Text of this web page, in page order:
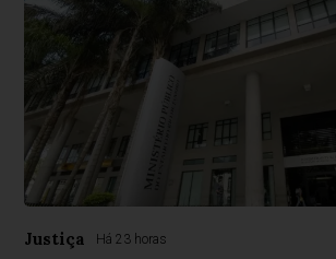
Justiça Há 23 horas